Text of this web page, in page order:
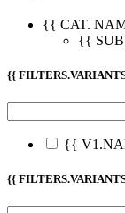
{{ CAT.
{{
{{
{{
{{